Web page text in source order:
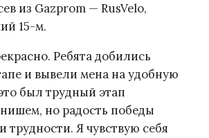
из Gazprom — RusVelo,
15-м.
Ребята добились
и вывели мена на удобную
был трудный этап
но радость победы
трудности. Я чувствую себя